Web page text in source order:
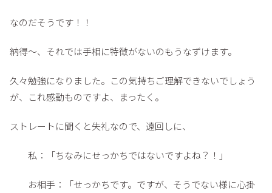
なのだそうです！！
納得～、それでは手相に特徴がないのもうなずけます。
久々勉強になりました。この気持ちご理解できないでしょう
が、これ感動ものですよ、まったく。
ストレートに聞くと失礼なので、遠回しに、
私：「ちなみにせっかちではないですよね？！」
お相手：「せっかちです。ですが、そうでない様に心掛